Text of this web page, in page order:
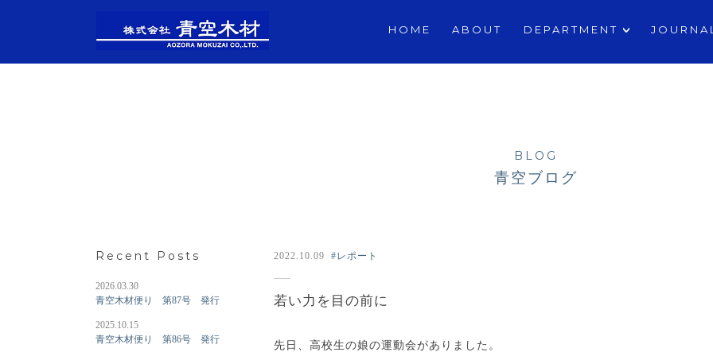
HOME ABOUT DEPARTMENT JOURNAL
BLOG
青空ブログ
Recent Posts
2026.03.30
青空木材便り 第87号 発行
2025.10.15
青空木材便り 第86号 発行
2022.10.09 #レポート
若い力を目の前に
先日、高校生の娘の運動会がありました。